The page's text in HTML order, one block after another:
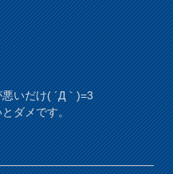
いだけ( ´Д｀)=3
ダメです。